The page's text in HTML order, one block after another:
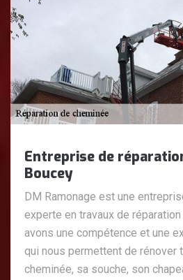
Entreprise de
Boucey
DM Ramonage est une
experte en travaux de
avons une compétence et une
qui nous permettent de rénover
cheminée, sa souche, son